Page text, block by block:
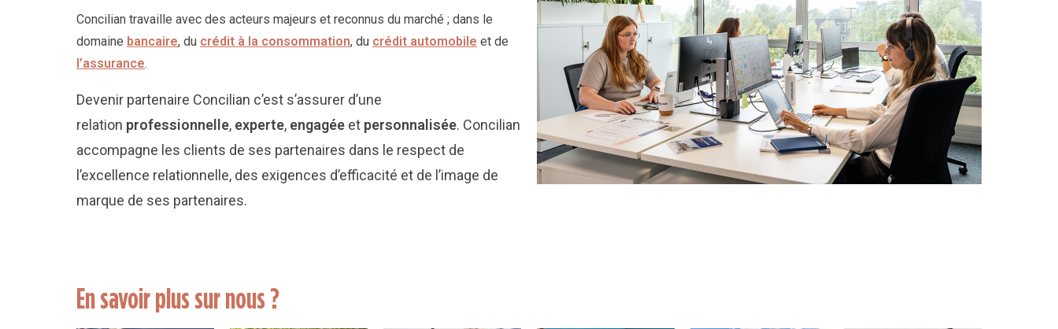
Concilian travaille avec des acteurs majeurs et reconnus du marché ; dans le
domaine bancaire, du crédit à la consommation, du crédit automobile et de
l’assurance.
Devenir partenaire Concilian c’est s’assurer d’une
relation professionnelle, experte, engagée et personnalisée. Concilian
accompagne les clients de ses partenaires dans le respect de
l’excellence relationnelle, des exigences d’efficacité et de l’image de
marque de ses partenaires.
En savoir plus sur nous ?